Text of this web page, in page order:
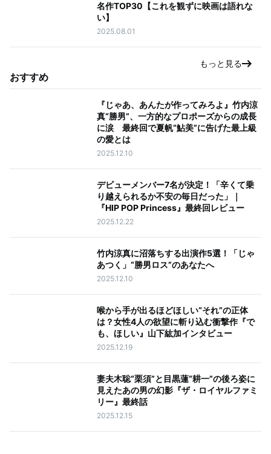
名作TOP30【これを観ずに映画は語れな
い】
2025.08.01
もっと見る
おすすめ
『じゃあ、あんたが作ってみろよ』竹内涼
真“勝男”、一方的なプロポーズからの成長
に涙 最終回で夏帆“鮎美”に告げた最上級
の愛とは
2025.12.10
デビューメンバー7名が決定！「辛くて乗
り越えられるか不安の毎日だった」｜
『HIP POP Princess』最終回レビュー
2025.12.22
竹内涼真に沼落ちする出演作5選！「じゃ
あつく」“勝男ロス”のあなたへ
2025.12.10
喉から手が出るほどほしい“それ”の正体
は？女性4人の欲望に斬り込む衝撃作『で
も、ほしい』山下紘加インタビュー
2025.12.19
妻夫木聡“栗須”と目黒蓮“耕一”の後ろ姿に
見えたあの男の幻影『ザ・ロイヤルファミ
リー』最終話
2025.12.15